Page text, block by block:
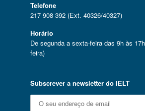
Telefone
217 908 392 (Ext. 40326/40327)
Horário
De segunda a sexta-feira das 9h às
feira)
Subscrever a newsletter do IELT